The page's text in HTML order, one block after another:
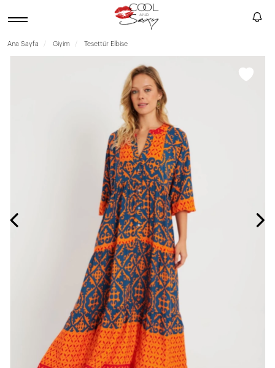
Ana Sayfa Giyim Tesettür Elbise